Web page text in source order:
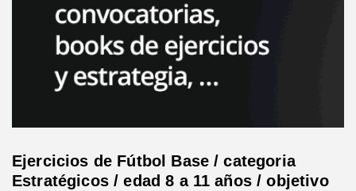
Ejercicios de Fútbol Base / categoria
Estratégicos / edad 8 a 11 años / objetivo